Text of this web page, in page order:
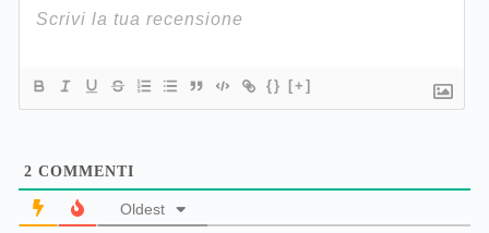
{} [+]
2 COMMENTI
Oldest